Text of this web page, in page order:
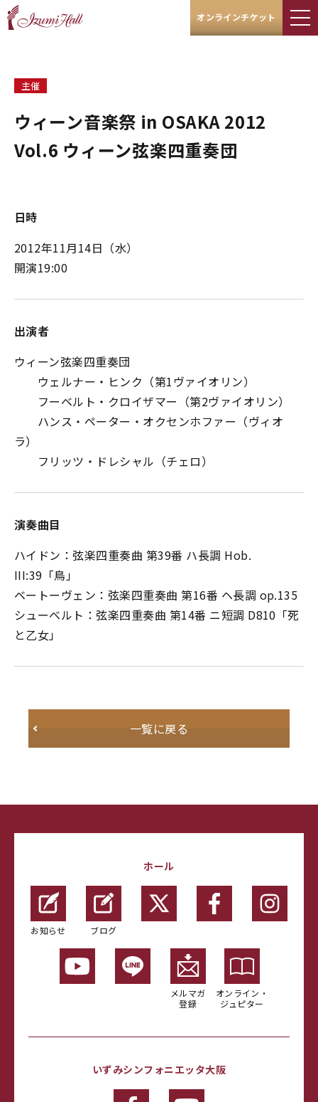
オンラインチケット
主催
ウィーン音楽祭 in OSAKA 2012
Vol.6 ウィーン弦楽四重奏団
日時
2012年11月14日（水）
開演19:00
出演者
ウィーン弦楽四重奏団
ウェルナー・ヒンク（第1ヴァイオリン）
フーベルト・クロイザマー（第2ヴァイオリン）
ハンス・ペーター・オクセンホファー（ヴィオ
ラ）
フリッツ・ドレシャル（チェロ）
演奏曲目
ハイドン：弦楽四重奏曲 第39番 ハ長調 Hob.
III:39「鳥」
ベートーヴェン：弦楽四重奏曲 第16番 ヘ長調 op.135
シューベルト：弦楽四重奏曲 第14番 ニ短調 D810「死
と乙女」
一覧に戻る
ホール
お知らせ ブログ
メルマガ
登録
オンライン・
ジュピター
いずみシンフォニエッタ大阪